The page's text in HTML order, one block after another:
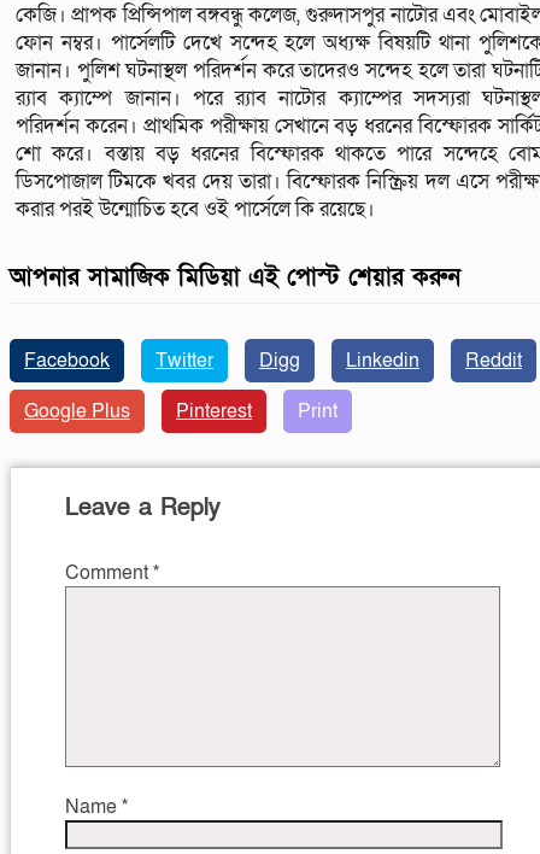
কেজি। প্রাপক প্রিন্সিপাল বঙ্গবন্ধু কলেজ, গুরুদাসপুর নাটোর এবং
ফোন নম্বর। পার্সেলটি দেখে সন্দেহ হলে অধ্যক্ষ বিষয়টি থানা
জানান। পুলিশ ঘটনাস্থল পরিদর্শন করে তাদেরও সন্দেহ হলে তারা
র‍্যাব ক্যাম্পে জানান। পরে র‍্যাব নাটোর ক্যাম্পের সদস্যরা
পরিদর্শন করেন। প্রাথমিক পরীক্ষায় সেখানে বড় ধরনের বিস্ফোরক
শো করে। বস্তায় বড় ধরনের বিস্ফোরক থাকতে পারে সন্দেহে
ডিসপোজাল টিমকে খবর দেয় তারা। বিস্ফোরক নিস্ক্রিয় দল এসে
করার পরই উন্মোচিত হবে ওই পার্সেলে কি রয়েছে।
আপনার সামাজিক মিডিয়া এই পোস্ট শেয়ার করুন
Facebook Twitter Digg Linkedin
Reddit
Google Plus
Pinterest Print
Leave a Reply
Comment*
Name*